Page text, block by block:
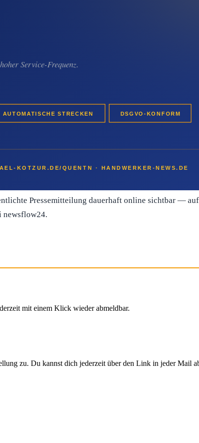
Betrieb kann mit einer einzelnen
Auftragsrechtfertigt das überschaubare Invest
Pressemitteilung dauerhaft online sichtbar —
newsflow24.
mit einem Klick wieder abmeldbar.
zu. Du kannst dich jederzeit über den Link in jeder Mail